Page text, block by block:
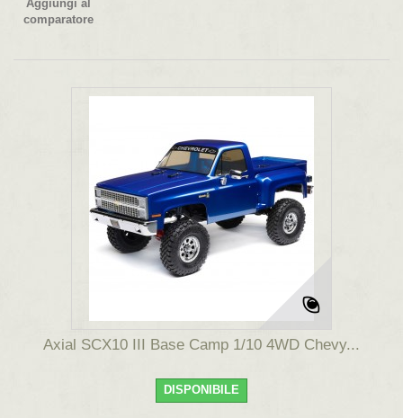
Aggiungi al
comparatore
Axial SCX10 III Base Camp 1/10 4WD Chevy...
DISPONIBILE